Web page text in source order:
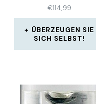
€114,99
ÜBERZEUGEN SIE
SICH SELBST!